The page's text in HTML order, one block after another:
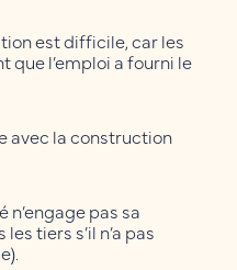
est difficile, car les
que l’emploi a fourni le
avec la construction
n’engage pas sa
tiers s’il n’a pas